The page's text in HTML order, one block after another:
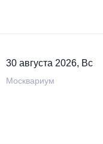
30 августа 2026, Вс
Москвариум